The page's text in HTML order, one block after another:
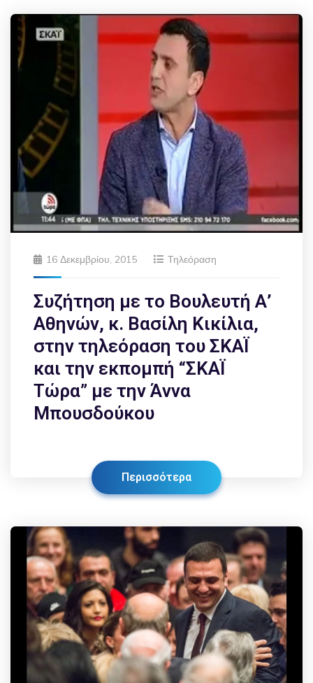
16 Δεκεμβρίου, 2015 Τηλεόραση
Συζήτηση με το Βουλευτή Α’
Αθηνών, κ. Βασίλη Κικίλια,
στην τηλεόραση του ΣΚΑΪ
και την εκπομπή “ΣΚΑΪ
Τώρα” με την Άννα
Μπουσδούκου
Περισσότερα